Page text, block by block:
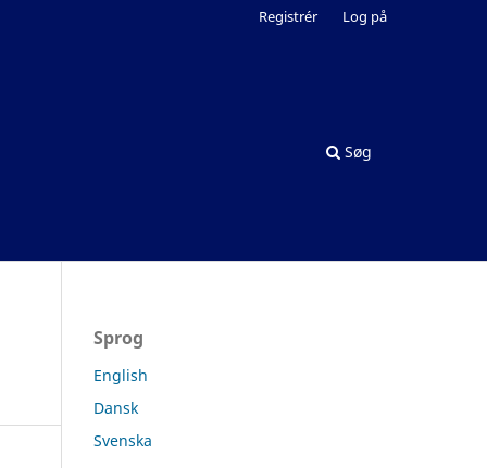
Søg
Registrér Log på
Sprog
English
Dansk
Svenska